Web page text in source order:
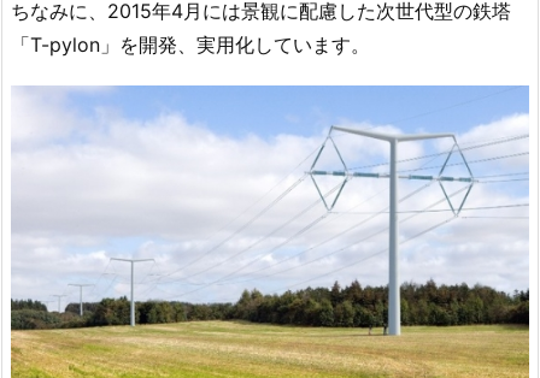
ちなみに、2015年4月には景観に配慮した次世代型の鉄塔
「T-pylon」を開発、実用化しています。